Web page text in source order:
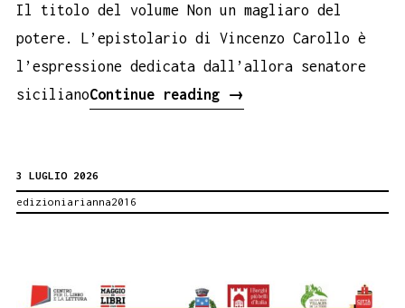
Il titolo del volume Non un magliaro del
potere. L’epistolario di Vincenzo Carollo è
l’espressione dedicata dall’allora senatore
sicilianoContinue reading
Al
su
→
3 LUGLIO 2026
edizioniarianna2016